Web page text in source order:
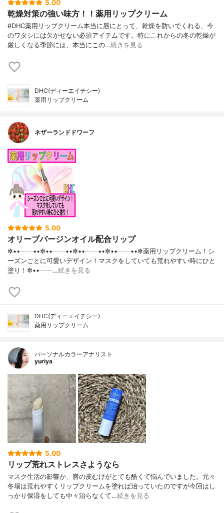
5.00
乾燥対策の強い味方！！薬用リップクリーム
#DHC薬用リップクリーム本当に唇にとって、乾燥を防いでくれる、今
のワタシには欠かせない必須アイテムです。特にこれからの冬の乾燥が
厳しくなる季節には、本当にこの…続きを見る
DHC(ディーエイチシー)
薬用リップクリーム
ネザーランドドワーフ
5.00
オリーブバージンオイル配合リップ
✼••┈┈••✼••┈┈••✼••┈┈••✼••┈┈••✼薬用リップクリーム！シ
ーズンごとに可愛いデザイン！マスクをしていても荒れやすい時にひと
塗り！✼••┈┈…続きを見る
DHC(ディーエイチシー)
薬用リップクリーム
パーソナルカラーアナリスト
yuriya
5.00
リップ荒れストレスさようなら
マスク生活の影響か、唇の皮むけがとても酷くて悩んでいました。元々
冬場は荒れやすくリップクリームを塗れば治っていたのですが今回はし
っかり保湿をしても中々治らなくて…続きを見る